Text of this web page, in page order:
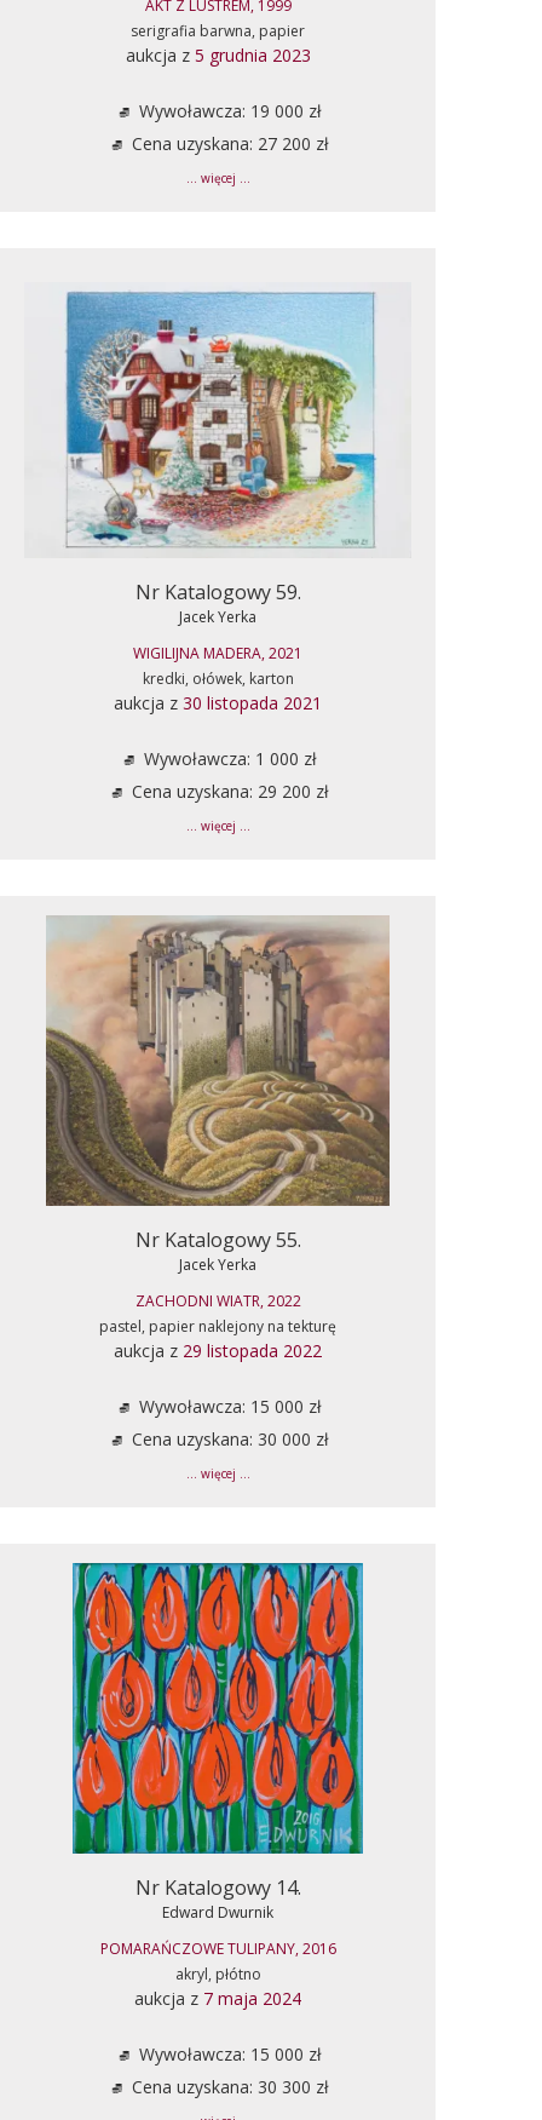
AKT Z LUSTREM, 1999
serigrafia barwna, papier
aukcja z 5 grudnia 2023
Wywoławcza: 19 000 zł
Cena uzyskana: 27 200 zł
... więcej ...
Nr Katalogowy 59.
Jacek Yerka
WIGILIJNA MADERA, 2021
kredki, ołówek, karton
aukcja z 30 listopada 2021
Wywoławcza: 1 000 zł
Cena uzyskana: 29 200 zł
... więcej ...
Nr Katalogowy 55.
Jacek Yerka
ZACHODNI WIATR, 2022
pastel, papier naklejony na tekturę
aukcja z 29 listopada 2022
Wywoławcza: 15 000 zł
Cena uzyskana: 30 000 zł
... więcej ...
Nr Katalogowy 14.
Edward Dwurnik
POMARAŃCZOWE TULIPANY, 2016
akryl, płótno
aukcja z 7 maja 2024
Wywoławcza: 15 000 zł
Cena uzyskana: 30 300 zł